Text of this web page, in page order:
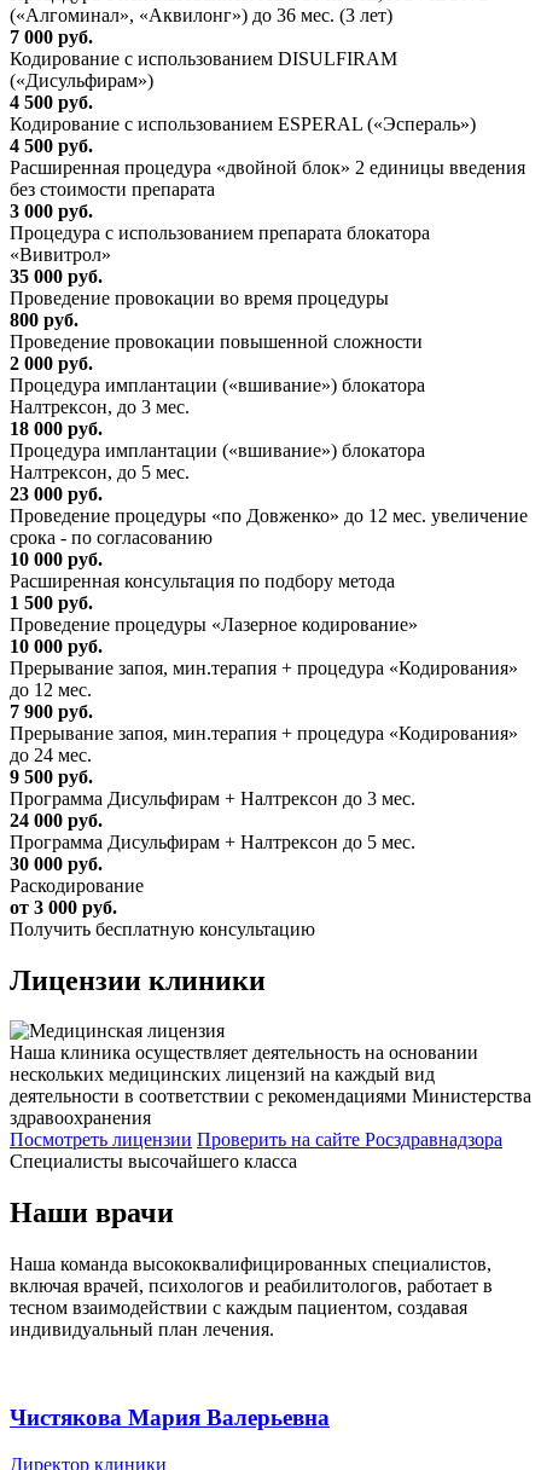
(«Алгоминал», «Аквилонг») до 36 мес. (3 лет)
7 000 руб.
Кодирование с использованием DISULFIRAM
(«Дисульфирам»)
4 500 руб.
Кодирование с использованием ESPERAL («Эспераль»)
4 500 руб.
Расширенная процедура «двойной блок» 2 единицы введения
без стоимости препарата
3 000 руб.
Процедура с использованием препарата блокатора
«Вивитрол»
35 000 руб.
Проведение провокации во время процедуры
800 руб.
Проведение провокации повышенной сложности
2 000 руб.
Процедура имплантации («вшивание») блокатора
Налтрексон, до 3 мес.
18 000 руб.
Процедура имплантации («вшивание») блокатора
Налтрексон, до 5 мес.
23 000 руб.
Проведение процедуры «по Довженко» до 12 мес. увеличение
срока - по согласованию
10 000 руб.
Расширенная консультация по подбору метода
1 500 руб.
Проведение процедуры «Лазерное кодирование»
10 000 руб.
Прерывание запоя, мин.терапия + процедура «Кодирования»
до 12 мес.
7 900 руб.
Прерывание запоя, мин.терапия + процедура «Кодирования»
до 24 мес.
9 500 руб.
Программа Дисульфирам + Налтрексон до 3 мес.
24 000 руб.
Программа Дисульфирам + Налтрексон до 5 мес.
30 000 руб.
Раскодирование
от 3 000 руб.
Получить бесплатную консультацию
Лицензии клиники
Наша клиника осуществляет деятельность на основании
нескольких медицинских лицензий на каждый вид
деятельности в соответствии с рекомендациями Министерства
здравоохранения
Посмотреть лицензии Проверить на сайте Росздравнадзора
Специалисты высочайшего класса
Наши врачи
Наша команда высококвалифицированных специалистов,
включая врачей, психологов и реабилитологов, работает в
тесном взаимодействии с каждым пациентом, создавая
индивидуальный план лечения.
Чистякова Мария Валерьевна
Директор клиники